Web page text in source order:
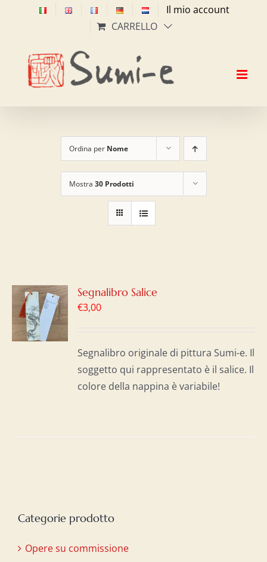
Il mio account
CARRELLO
Ordina per Nome
Mostra 30 Prodotti
Segnalibro Salice
€3,00
Segnalibro originale di pittura Sumi-e. Il
soggetto qui rappresentato è il salice. Il
colore della nappina è variabile!
Categorie prodotto
Opere su commissione